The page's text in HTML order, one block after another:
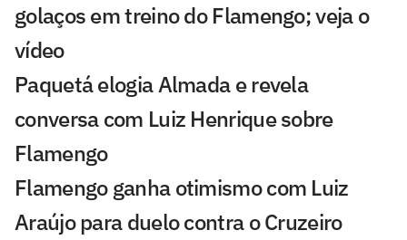
golaços em treino do Flamengo; veja o
vídeo
Paquetá elogia Almada e revela
conversa com Luiz Henrique sobre
Flamengo
Flamengo ganha otimismo com Luiz
Araújo para duelo contra o Cruzeiro